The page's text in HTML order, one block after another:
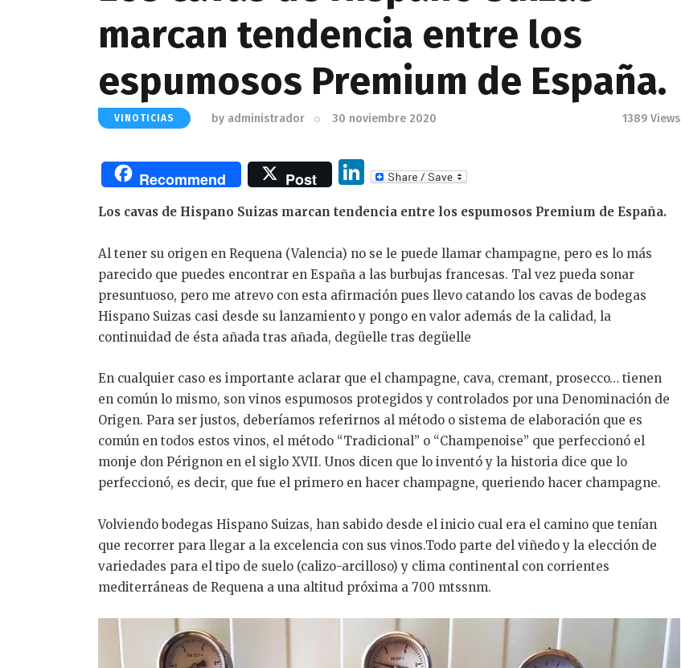
marcan tendencia entre los
espumosos Premium de España.
VINOTICIAS by administrador 30 noviembre 2020 1389 Views
Recommend Post
Li
k
e
dI
n
Los cavas de Hispano Suizas marcan tendencia entre los espumosos Premium de España.
Al tener su origen en Requena (Valencia) no se le puede llamar champagne, pero es lo más
parecido que puedes encontrar en España a las burbujas francesas. Tal vez pueda sonar
presuntuoso, pero me atrevo con esta afirmación pues llevo catando los cavas de bodegas
Hispano Suizas casi desde su lanzamiento y pongo en valor además de la calidad, la
continuidad de ésta añada tras añada, degüelle tras degüelle
En cualquier caso es importante aclarar que el champagne, cava, cremant, prosecco… tienen
en común lo mismo, son vinos espumosos protegidos y controlados por una Denominación de
Origen. Para ser justos, deberíamos referirnos al método o sistema de elaboración que es
común en todos estos vinos, el método “Tradicional” o “Champenoise” que perfeccionó el
monje don Pérignon en el siglo XVII. Unos dicen que lo inventó y la historia dice que lo
perfeccionó, es decir, que fue el primero en hacer champagne, queriendo hacer champagne.
Volviendo bodegas Hispano Suizas, han sabido desde el inicio cual era el camino que tenían
que recorrer para llegar a la excelencia con sus vinos.Todo parte del viñedo y la elección de
variedades para el tipo de suelo (calizo-arcilloso) y clima continental con corrientes
mediterráneas de Requena a una altitud próxima a 700 mtssnm.